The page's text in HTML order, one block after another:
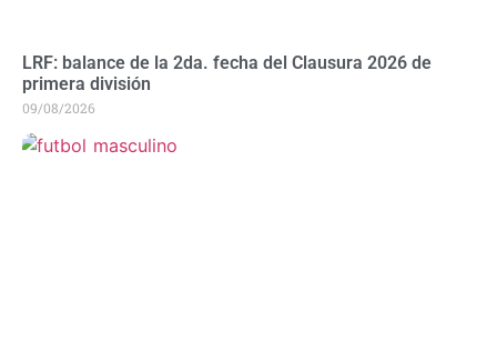
LRF: balance de la 2da. fecha del Clausura 2026 de
primera división
09/08/2026